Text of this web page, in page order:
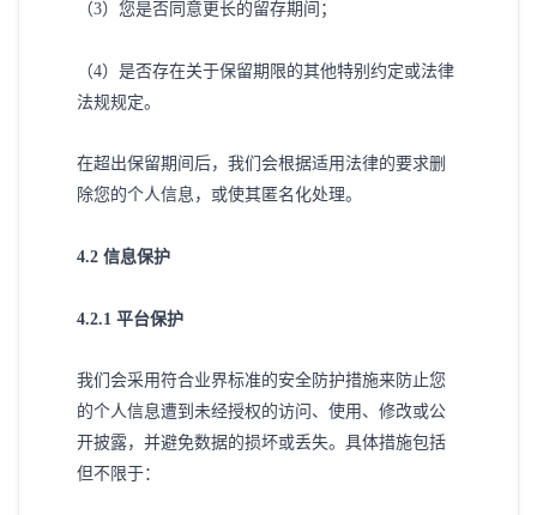
（3）您是否同意更长的留存期间；
（4）是否存在关于保留期限的其他特别约定或法律
法规规定。
在超出保留期间后，我们会根据适用法律的要求删
除您的个人信息，或使其匿名化处理。
4.2 信息保护
4.2.1 平台保护
我们会采用符合业界标准的安全防护措施来防止您
的个人信息遭到未经授权的访问、使用、修改或公
开披露，并避免数据的损坏或丢失。具体措施包括
但不限于：